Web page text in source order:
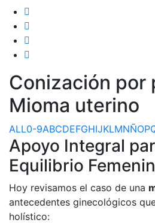
Conización por
Mioma uterino
ALL0-9ABCDEFGHIJKLMNÑOP
Apoyo Integral
Equilibrio
Hoy revisamos el caso de una
antecedentes ginecológicos
holístico: